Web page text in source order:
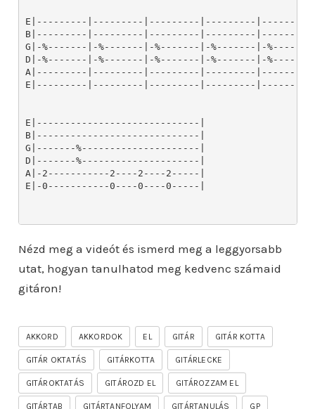
Nézd meg a videót és ismerd meg a leggyorsabb
utat, hogyan tanulhatod meg kedvenc számaid
gitáron!
AKKORD AKKORDOK EL GITÁR GITÁR KOTTA
GITÁR OKTATÁS GITÁRKOTTA GITÁRLECKE
GITÁROKTATÁS GITÁROZD EL GITÁROZZAM EL
GITÁRTAB GITÁRTANFOLYAM GITÁRTANULÁS GP